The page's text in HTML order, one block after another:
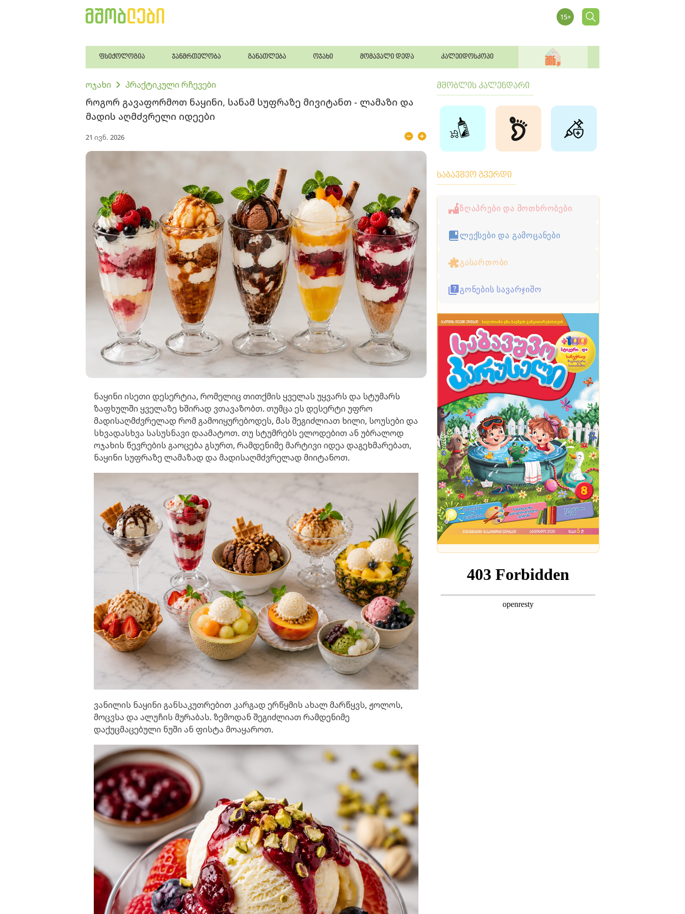
ფსიქოლოგია ჯანმრთელობა განათლება ოჯახი მომავალი დედა კალეიდოსკოპი
ოჯახი პრაქტიკული რჩევები
როგორ გავაფორმოთ ნაყინი, სანამ სუფრაზე მივიტანთ - ლამაზი და
მადის აღმძვრელი იდეები
21 ივნ. 2026
ნაყინი ისეთი დესერტია, რომელიც თითქმის ყველას უყვარს და სტუმარს
ზაფხულში ყველაზე ხშირად ვთავაზობთ. თუმცა ეს დესერტი უფრო
მადისაღმძვრელად რომ გამოიყურებოდეს, მას შეგიძლიათ ხილი, სოუსები და
სხვადასხვა სასუსნავი დაამატოთ. თუ სტუმრებს ელოდებით ან უბრალოდ
ოჯახის წევრების გაოცება გსურთ, რამდენიმე მარტივი იდეა დაგეხმარებათ,
ნაყინი სუფრაზე ლამაზად და მადისაღმძვრელად მიიტანოთ.
ვანილის ნაყინი განსაკუთრებით კარგად ერწყმის ახალ მარწყვს, ჟოლოს,
მოცვსა და ალუჩის მურაბას. ზემოდან შეგიძლიათ რამდენიმე
დაქუცმაცებული ნუში ან ფისტა მოაყაროთ.
მშობლის კალენდარი
საბავშვო გვერდი
ზღაპრები და მოთხრობები
ლექსები და გამოცანები
გასართობი
გონების სავარჯიშო